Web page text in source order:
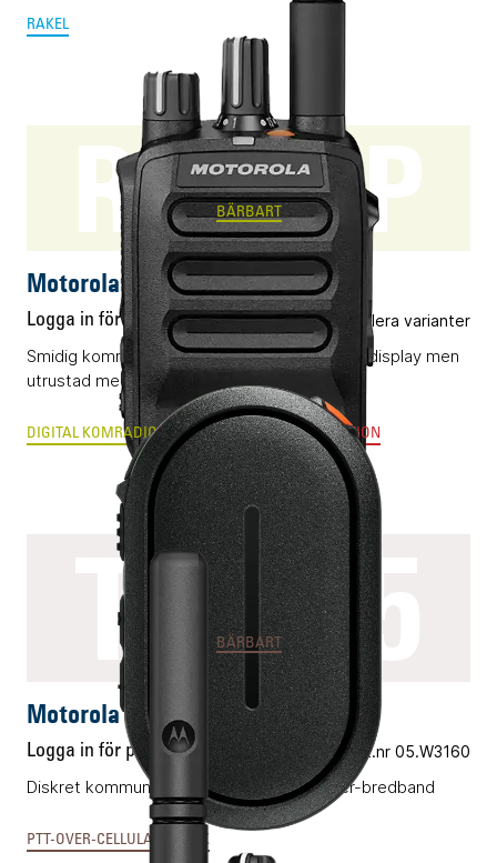
RAKEL
R5 NKP
BÄRBART
Motorola R5 NKP
Logga in för pris Flera varianter
Smidig komradio (DMR) utan knappsats eller display men
utrustad med AI-optimerat ljud.
DIGITAL KOMRADIOANALOG RADIOKOMMUNIKATION
TLK25
BÄRBART
Motorola TLK25
Logga in för pris Vårt art.nr 05.W3160
Diskret kommunikationsenhet för PTT-över-bredband
PTT-OVER-CELLULAR & MCX